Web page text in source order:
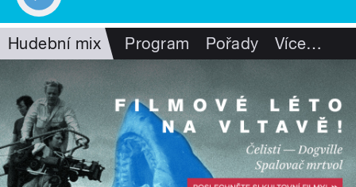
Hudební mix Program Pořady Více…